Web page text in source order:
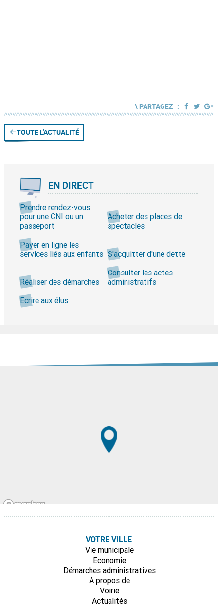
\ PARTAGEZ :
TOUTE L'ACTUALITÉ
EN DIRECT
Prendre rendez-vous
pour une CNI ou un
passeport
Acheter des places de
spectacles
Payer en ligne les
services liés aux enfants S'acquitter d'une dette
Réaliser des démarches
Consulter les actes
administratifs
Ecrire aux élus
VOTRE VILLE
Vie municipale
Economie
Démarches administratives
A propos de
Voirie
Actualités